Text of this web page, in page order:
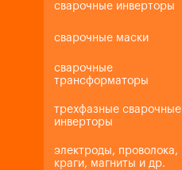
сварочные инверторы
сварочные маски
сварочные
трансформаторы
трехфазные сварочные
инверторы
электроды, проволока,
краги, магниты и др.